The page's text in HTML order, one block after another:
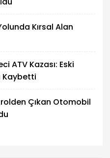
Kırsal Alan
ATV Kazası: Eski
Kaybetti
Çıkan Otomobil